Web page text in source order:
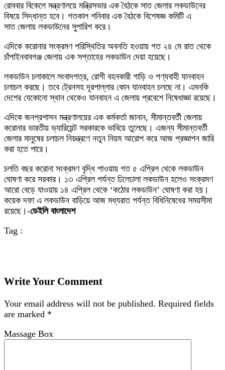
রোববার বিকেলে মন্ত্রণালয়ে মন্ত্রিসভার এক বৈঠকে সাত জেলার লকডাউনের
বিষয়ে সিদ্ধান্ত হবে। গতকাল শনিবার এক বৈঠকে বিশেষজ্ঞ কমিটি এ
সাত জেলায় লকডাউনের সুপারিশ করে।
এদিকে করোনার সংক্রমণ পরিস্থিতির অবনতি হওয়ায় গত ২৪ মে রাত থেকে
চাঁপাইনবাবগঞ্জ জেলায় এক সপ্তাহের লকডাউন দেয়া হয়েছে।
লকডাউন চলাকালে সংবাদপত্র, রোগী বহনকারী গাড়ি ও পণ্যবাহী যানবাহন
চলাচল করছে। তবে ট্রেনসহ দূরপাল্লার কোন যানবাহন চলছে না। এমনকি
দেশের যেকোনো স্থান থেকেও যানবাহন এ জেলায় প্রবেশে নিষেধাজ্ঞা রয়েছে।
এদিকে জনপ্রশাসন মন্ত্রণালয়ের এক কর্মকর্তা জানান, সীমান্তবর্তী জেলায়
করোনার ভারতীয় ভ্যারিয়েন্ট সরকারকে ভাবিয়ে তুলেছে। এজন্য সীমান্তবর্তী
জেলার মানুষের চলাচল নিয়ন্ত্রণে নতুন নিয়ম আরোপ করে আজ প্রজ্ঞাপন জারি
করা হতে পারে।
চলতি বছর করোনা সংক্রমণ বৃদ্ধি পাওয়ায় গত ৫ এপ্রিল থেকে লকডাউন
ঘোষণা করে সরকার। ১৩ এপ্রিল পর্যন্ত ঢিলেঢালা লকডাউন হলেও সংক্রমণ
আরো বেড়ে যাওয়ায় ১৪ এপ্রিল থেকে ‘কঠোর লকডাউন’ ঘোষণা করা হয়।
কয়েক দফা এ লকডাউন বাড়িয়ে আজ মধ্যরাত পর্যন্ত বিধিনিষেধের সময়সীমা
রয়েছে।-ডেইলি বাংলাদেশ
Tag :
Write Your Comment
Your email address will not be published. Required fields
are marked *
Massage Box